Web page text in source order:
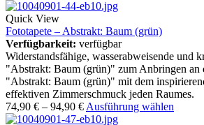
Quick View
Fototapete – Abstrakt: Baum (grün)
Verfügbarkeit: verfügbar
Widerstandsfähige, wasserabweisende und
"Abstrakt: Baum (grün)" zum Anbringen an
"Abstrakt: Baum (grün)" mit dem
effektiven Zimmerschmuck jeden Raumes.
74,90 € – 94,90 € Ausführung wählen